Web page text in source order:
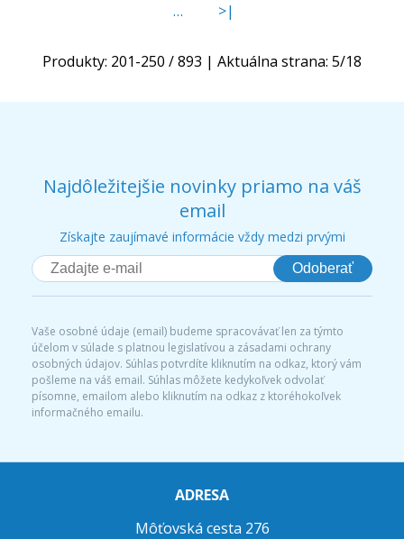
… >|
Produkty: 201-250 /893 | Aktuálna strana: 5/18
Najdôležitejšie novinky priamo na váš
email
Získajte zaujímavé informácie vždy medzi prvými
Odoberať
Vaše osobné údaje (email) budeme spracovávať len za týmto
účelom v súlade s platnou legislatívou a zásadami ochrany
osobných údajov. Súhlas potvrdíte kliknutím na odkaz, ktorý vám
pošleme na váš email. Súhlas môžete kedykoľvek odvolať
písomne, emailom alebo kliknutím na odkaz z ktoréhokoľvek
informačného emailu.
ADRESA
Môťovská cesta 276